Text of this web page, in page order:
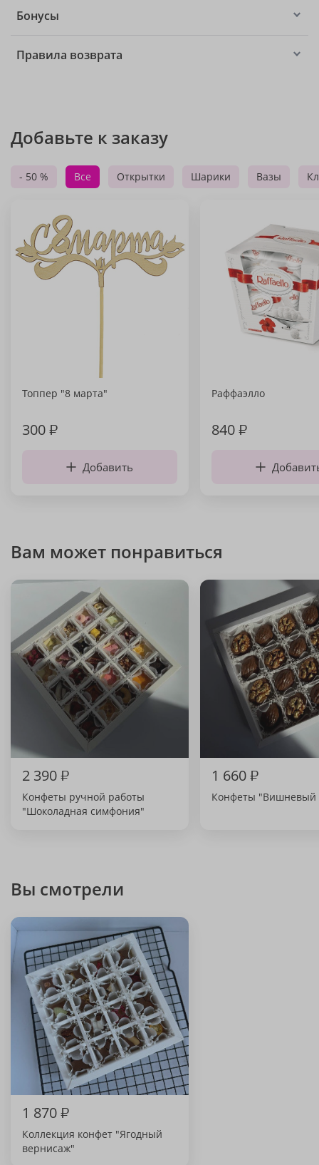
Бонусы
Правила возврата
Добавьте к заказу
- 50 % Все Открытки Шарики Вазы
Топпер "8 марта"
300₽
Добавить
Раффаэлло
840₽
Вам может понравиться
2 390₽
Конфеты ручной работы
"Шоколадная симфония"
1 660₽
Конфеты "Вишневый
Вы смотрели
1 870₽
Коллекция конфет "Ягодный
вернисаж"